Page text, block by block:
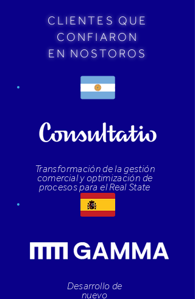
CLIENTES QUE
CONFIARON
EN NOSTOROS
Transformación de la gestión
comercial y optimización de
procesos para el Real State
Desarrollo de
nuevo